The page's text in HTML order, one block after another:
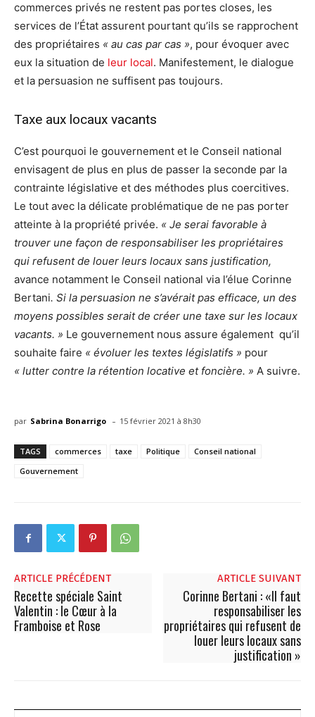
commerces privés ne restent pas portes closes, les
services de l’État assurent pourtant qu’ils se rapprochent
des propriétaires « au cas par cas », pour évoquer avec
eux la situation de leur local. Manifestement, le dialogue
et la persuasion ne suffisent pas toujours.
Taxe aux locaux vacants
C’est pourquoi le gouvernement et le Conseil national
envisagent de plus en plus de passer la seconde par la
contrainte législative et des méthodes plus coercitives.
Le tout avec la délicate problématique de ne pas porter
atteinte à la propriété privée. « Je serai favorable à
trouver une façon de responsabiliser les propriétaires
qui refusent de louer leurs locaux sans justification,
avance notamment le Conseil national via l’élue Corinne
Bertani. Si la persuasion ne s’avérait pas efficace, un des
moyens possibles serait de créer une taxe sur les locaux
vacants. » Le gouvernement nous assure également qu’il
souhaite faire « évoluer les textes législatifs » pour
« lutter contre la rétention locative et foncière. » A suivre.
par Sabrina Bonarrigo - 15 février 2021 à 8h30
TAGS commerces taxe Politique
Conseil national
Gouvernement
ARTICLE PRÉCÉDENT
Recette spéciale Saint
Valentin : le Cœur à la
Framboise et Rose
ARTICLE SUIVANT
Corinne Bertani : «Il faut
responsabiliser les
propriétaires qui refusent de
louer leurs locaux sans
justification »